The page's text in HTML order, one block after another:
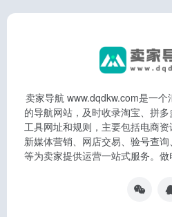
卖家导航 www.dqdkw.com是一
的导航网站，及时收录淘宝、拼
工具网址和规则，主要包括电商资
新媒体营销、网店交易、验号查
等为卖家提供运营一站式服务。做